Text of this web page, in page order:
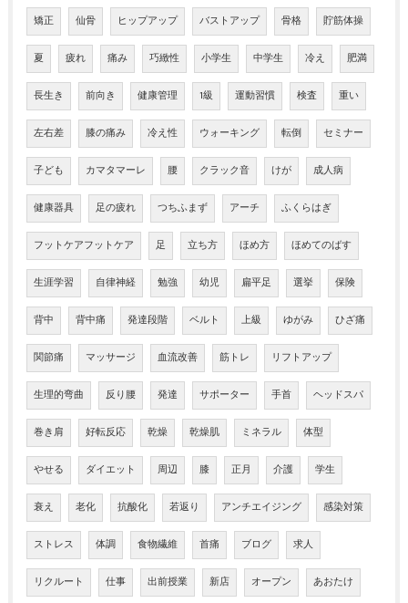
矯正 仙骨 ヒップアップ バストアップ 骨格 貯筋体操
夏 疲れ 痛み 巧緻性 小学生 中学生 冷え 肥満
長生き 前向き 健康管理 1級 運動習慣 検査 重い
左右差 膝の痛み 冷え性 ウォーキング 転倒 セミナー
子ども カマタマーレ 腰 クラック音 けが 成人病
健康器具 足の疲れ つちふまず アーチ ふくらはぎ
フットケアフットケア 足 立ち方 ほめ方 ほめてのばす
生涯学習 自律神経 勉強 幼児 扁平足 選挙 保険
背中 背中痛 発達段階 ベルト 上級 ゆがみ ひざ痛
関節痛 マッサージ 血流改善 筋トレ リフトアップ
生理的弯曲 反り腰 発達 サポーター 手首 ヘッドスパ
巻き肩 好転反応 乾燥 乾燥肌 ミネラル 体型
やせる ダイエット 周辺 膝 正月 介護 学生
衰え 老化 抗酸化 若返り アンチエイジング 感染対策
ストレス 体調 食物繊維 首痛 ブログ 求人
リクルート 仕事 出前授業 新店 オープン あおたけ